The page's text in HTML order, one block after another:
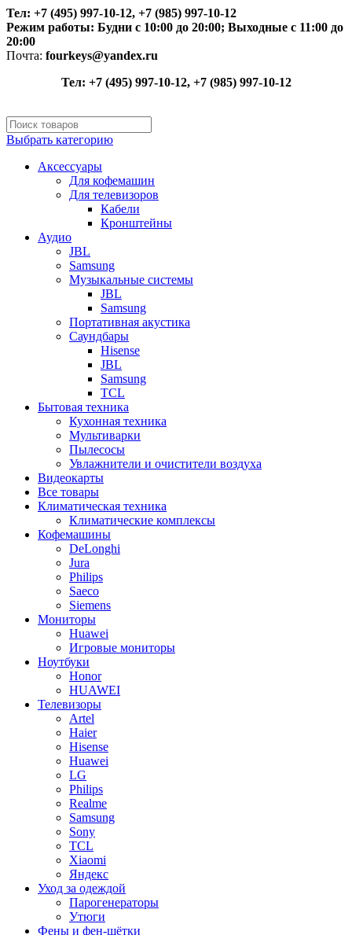
Тел: +7 (495) 997-10-12, +7 (985) 997-10-12
Режим работы: Будни с 10:00 до 20:00; Выходные с 11:00 до
20:00
Почта: fourkeys@yandex.ru
Тел: +7 (495) 997-10-12, +7 (985) 997-10-12
Выбрать категорию
Аксессуары
Для кофемашин
Для телевизоров
Кабели
Кронштейны
Аудио
JBL
Samsung
Музыкальные системы
JBL
Samsung
Портативная акустика
Саундбары
Hisense
JBL
Samsung
TCL
Бытовая техника
Кухонная техника
Мультиварки
Пылесосы
Увлажнители и очистители воздуха
Видеокарты
Все товары
Климатическая техника
Климатические комплексы
Кофемашины
DeLonghi
Jura
Philips
Saeco
Siemens
Мониторы
Huawei
Игровые мониторы
Ноутбуки
Honor
HUAWEI
Телевизоры
Artel
Haier
Hisense
Huawei
LG
Philips
Realme
Samsung
Sony
TCL
Xiaomi
Яндекс
Уход за одеждой
Парогенераторы
Утюги
Фены и фен-щётки